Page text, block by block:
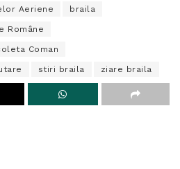
Aeriene braila
Române
Coman
stiri braila ziare braila